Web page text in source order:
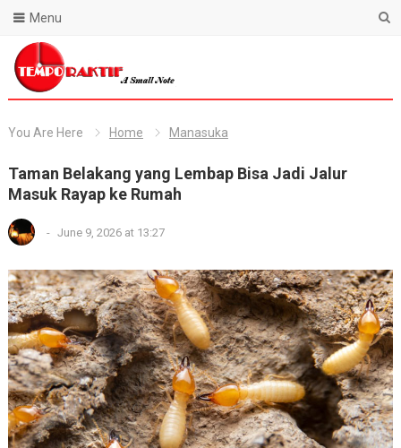
Blog Temporaktif
Menu
You Are Here Home Manasuka
Taman Belakang yang Lembap Bisa Jadi Jalur
Masuk Rayap ke Rumah
- June 9, 2026 at 13:27